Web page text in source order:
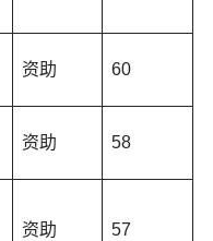
资助 60
资助 58
资助 57